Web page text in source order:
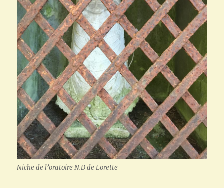
Niche de l’oratoire N.D de Lorette